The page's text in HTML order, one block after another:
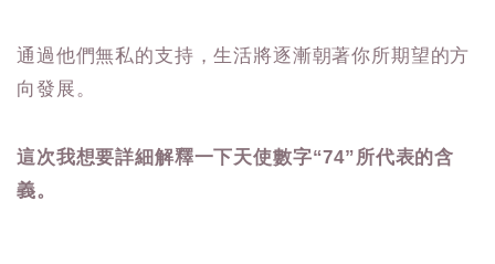
通過他們無私的支持，生活將逐漸朝著你所期望的方
向發展。
這次我想要詳細解釋一下天使數字“74”所代表的含
義。